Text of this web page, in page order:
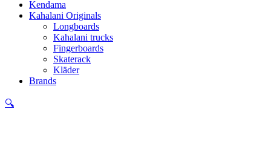
Kendama
Kahalani Originals
Longboards
Kahalani trucks
Fingerboards
Skaterack
Kläder
Brands
🔍